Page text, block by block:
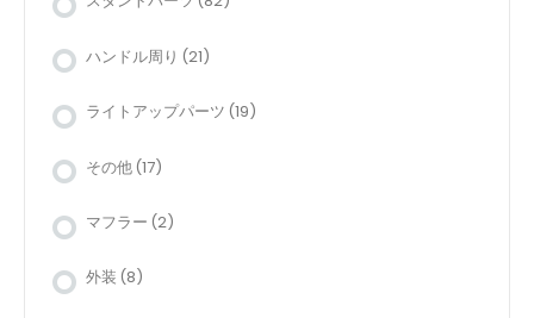
ハンドル周り (21)
ライトアップパーツ (19)
その他 (17)
マフラー (2)
外装 (8)